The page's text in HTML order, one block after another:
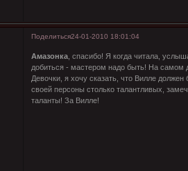
Поделиться24-01-2010 18:01:04
Амазонка, спасибо! Я когда читала,
добиться - мастером надо быть! На самом
Девочки, я хочу сказать, что Вилле
своей персоны столько талантливых,
таланты! За Вилле!